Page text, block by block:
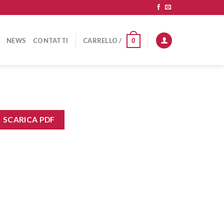
NEWS CONTATTI CARRELLO / 0
SCARICA PDF